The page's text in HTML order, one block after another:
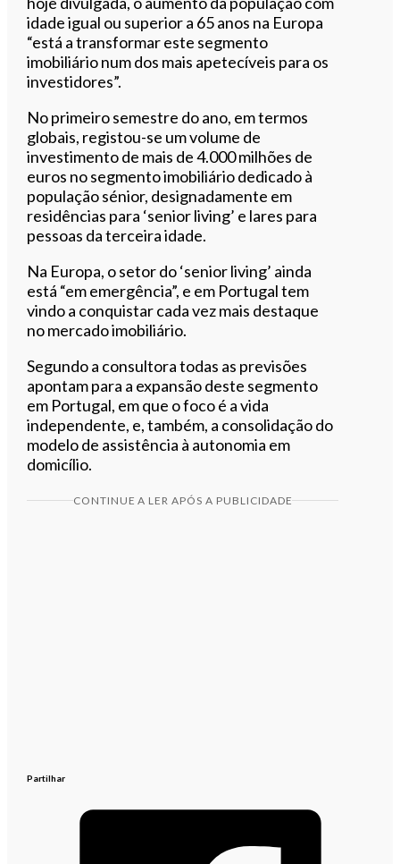
idade igual ou superior a 65 anos na Europa
“está a transformar este segmento
imobiliário num dos mais apetecíveis para os
investidores”.
No primeiro semestre do ano, em termos
globais, registou-se um volume de
investimento de mais de 4.000 milhões de
euros no segmento imobiliário dedicado à
população sénior, designadamente em
residências para ‘senior living’ e lares para
pessoas da terceira idade.
Na Europa, o setor do ‘senior living’ ainda
está “em emergência”, e em Portugal tem
vindo a conquistar cada vez mais destaque
no mercado imobiliário.
Segundo a consultora todas as previsões
apontam para a expansão deste segmento
em Portugal, em que o foco é a vida
independente, e, também, a consolidação do
modelo de assistência à autonomia em
domicílio.
CONTINUE A LER APÓS A PUBLICIDADE
Partilhar